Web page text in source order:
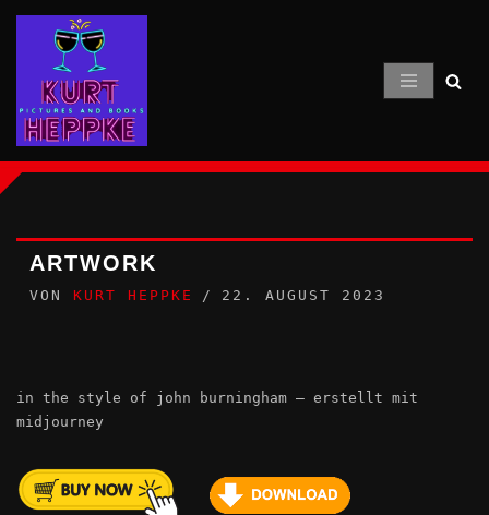
Inhalt
springen
ARTWORK
VON KURT HEPPKE 22. AUGUST 2023
in the style of john burningham – erstellt mit
midjourney